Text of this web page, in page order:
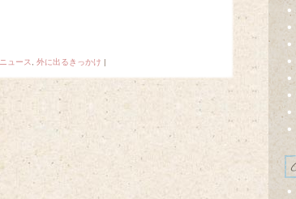
ニュース 外に出るきっかけ |